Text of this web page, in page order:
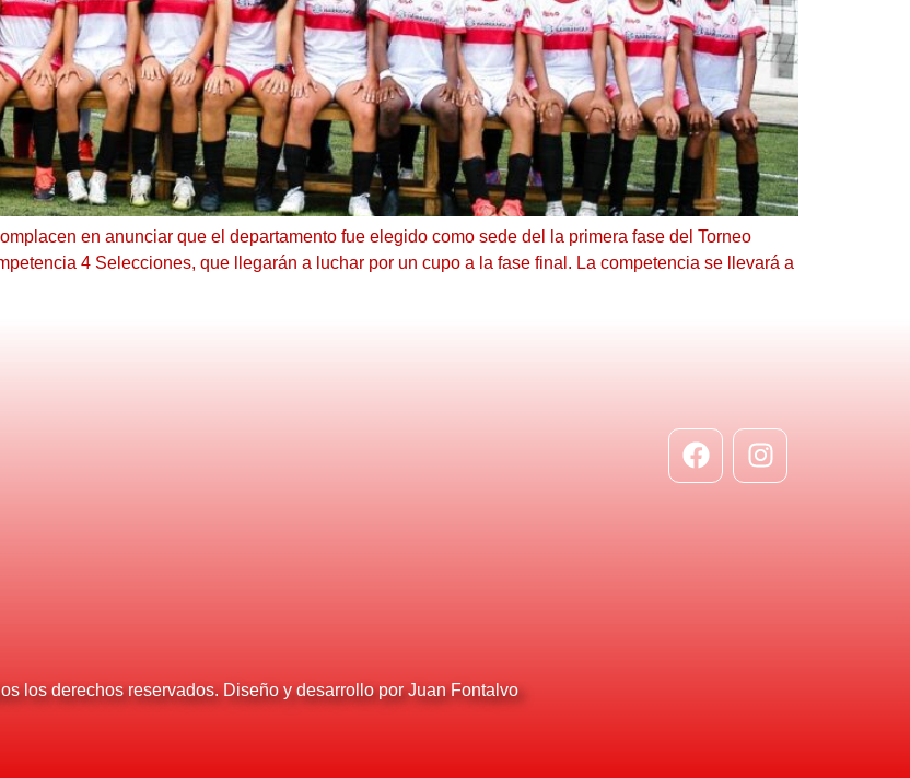
en anunciar que el departamento fue elegido como sede del la primera fase del Torneo
4 Selecciones, que llegarán a luchar por un cupo a la fase final. La competencia se llevará a
los derechos reservados. Diseño y desarrollo por Juan Fontalvo